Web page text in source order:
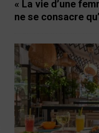
« La vie d’une
ne se consacre